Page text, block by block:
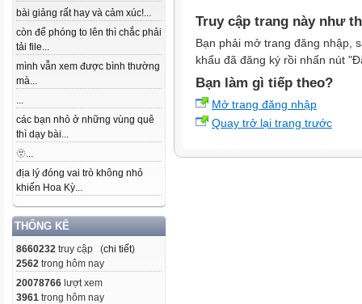
bài giảng rất hay và cảm xúc!...
còn để phóng to lên thì chắc phải
tải file...
mình vẫn xem được bình thường
mà...
...
các bạn nhỏ ở những vùng quê
thì dạy bài...
🫥...
địa lý đóng vai trò không nhỏ
khiến Hoa Kỳ...
THỐNG KÊ
8660232 truy cập (chi tiết)
2562 trong hôm nay
20078766 lượt xem
3961 trong hôm nay
Truy cập trang này như
Bạn phải mở trang đăng nhập,
khẩu đã đăng ký rồi nhấn nút
Bạn làm gì tiếp theo?
Mở trang đăng nhập
Quay trở lại trang trước